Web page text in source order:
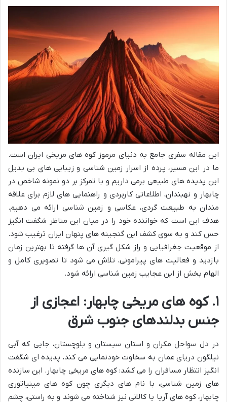
این مقاله سفری جامع به دنیای مرموز کوه های مریخی ایران است.
ما در این مسیر، پرده از اسرار زمین شناسی و زیبایی های بی بدیل
این پدیده های طبیعی برمی داریم و با تمرکز بر دو نمونه شاخص در
چابهار و نهبندان، اطلاعاتی کاربردی و راهنمایی های لازم برای علاقه
مندان به طبیعت گردی، عکاسی و زمین شناسی ارائه می دهیم.
هدف این است که خواننده خود را در میان این مناظر شگفت انگیز
حس کند و به سوی کشف این گنجینه های پنهان ایران ترغیب شود.
از موقعیت جغرافیایی و راز شکل گیری آن ها گرفته تا بهترین زمان
بازدید و فعالیت های پیرامونی، تلاش می شود تا تصویری کامل و
الهام بخش از این عجایب زمین شناسی ارائه شود.
۱. کوه های مریخی چابهار: اعجازی از
جنس بدلندهای جنوب شرق
در دل سواحل مکران و استان سیستان و بلوچستان، جایی که آبی
نیلگون دریای عمان به سخاوت خودنمایی می کند، پدیده ای شگفت
انگیز انتظار مسافران را می کشد: کوه های مریخی چابهار. این سازنده
های زمین شناسی، با نام های دیگری چون کوه های مینیاتوری
چابهار، کوه های آریا یا کالانی نیز شناخته می شوند و به راستی، چشم